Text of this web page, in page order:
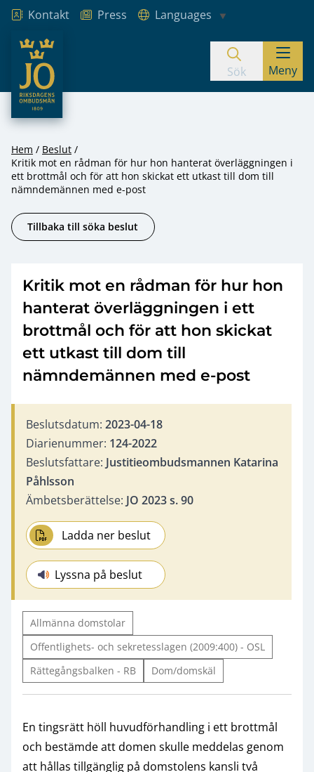
Hoppa till innehåll
Kontakt Press
Languages
JO – Riksdagens Ombudsmän
Sök Meny
Hem
Beslut
Kritik mot en rådman för hur hon hanterat överläggningen i
ett brottmål och för att hon skickat ett utkast till dom till
nämndemännen med e-post
Tillbaka till söka beslut
Kritik mot en rådman för hur hon
hanterat överläggningen i ett
brottmål och för att hon skickat
ett utkast till dom till
nämndemännen med e-post
Beslutsdatum: 2023-04-18
Diarienummer: 124-2022
Beslutsfattare: Justitieombudsmannen Katarina
Påhlsson
Ämbetsberättelse: JO 2023 s. 90
Ladda ner beslut
Lyssna på beslut
Allmänna domstolar
Offentlighets- och sekretesslagen (2009:400) - OSL
Rättegångsbalken - RB
Dom/domskäl
En tingsrätt höll huvudförhandling i ett brottmål
och bestämde att domen skulle meddelas genom
att hållas tillgänglig på domstolens kansli två